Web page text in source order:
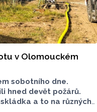
v Olomouckém
sobotního dne.
hned devět požárů.
a to na různých